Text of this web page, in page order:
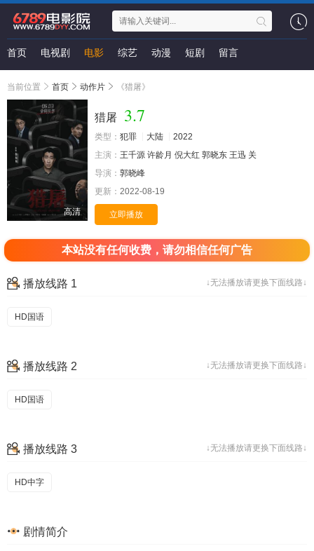
首页 电视剧 电影 综艺 动漫 短剧 留言
当前位置 首页 动作片 《猎屠》
高清
猎屠 3.7
类型： 犯罪 大陆
2022
主演： 王千源 许龄月 倪大红 郭晓东 王迅 关
导演： 郭晓峰
更新： 2022-08-19
立即播放
本站没有任何收费，请勿相信任何广告
↓无法播放请更换下面线路↓
播放线路 1
HD国语
↓无法播放请更换下面线路↓
播放线路 2
HD国语
↓无法播放请更换下面线路↓
播放线路 3
HD中字
剧情简介